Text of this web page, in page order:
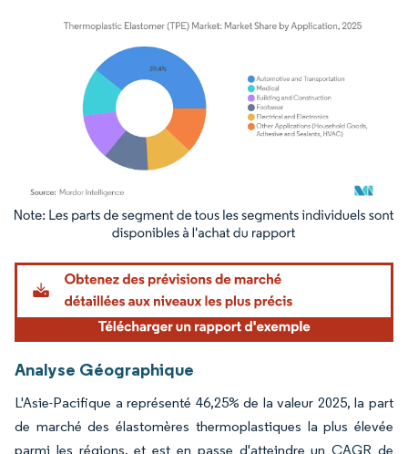
Image © Mordor Intelligence. La réutilisation nécessite une attribution sous CC BY
Analyse Géographique
L'Asie-Pacifique a représenté 46,25% de la valeur 2025, la part
de marché des élastomères thermoplastiques la plus élevée
parmi les régions, et est en passe d'atteindre un CAGR de